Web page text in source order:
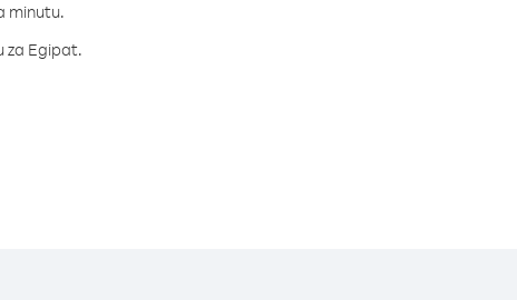
minutu.
za Egipat.